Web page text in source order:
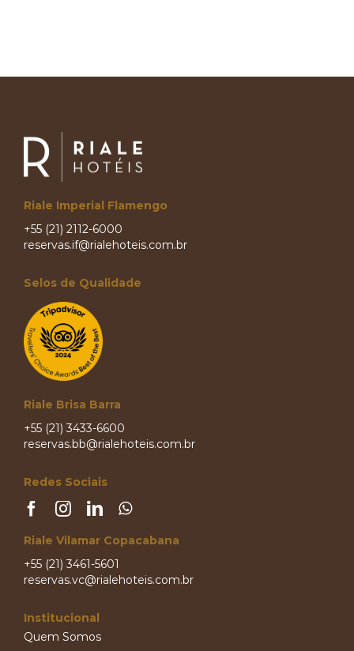
Riale Imperial Flamengo
+55 (21) 2112-6000
reservas.if@rialehoteis.com.br
Selos de Qualidade
Riale Brisa Barra
+55 (21) 3433-6600
reservas.bb@rialehoteis.com.br
Redes Sociais
Riale Vilamar Copacabana
+55 (21) 3461-5601
reservas.vc@rialehoteis.com.br
Institucional
Quem Somos